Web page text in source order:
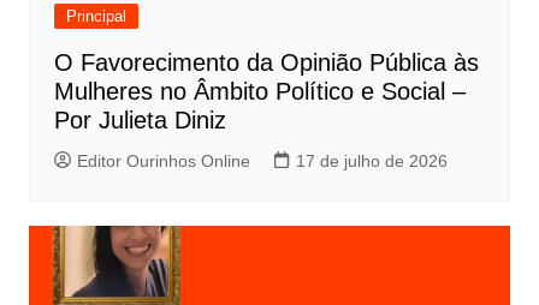
Principal
O Favorecimento da Opinião Pública às
Mulheres no Âmbito Político e Social –
Por Julieta Diniz
Editor Ourinhos Online 17 de julho de 2026